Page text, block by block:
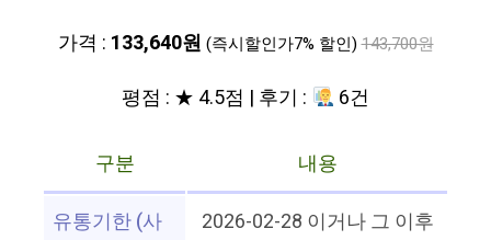
가격 : 133,640원 (즉시할인가7% 할인) 143,700원
평점 : ★ 4.5점 | 후기 : 6건
구분
내용
유통기한 (사
2026-02-28 이거나 그 이후